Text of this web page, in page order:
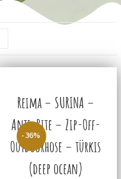
-36%
Reima – SURINA –
Anti-Bite – Zip-Off-
Outdoorhose – türkis
(deep ocean)